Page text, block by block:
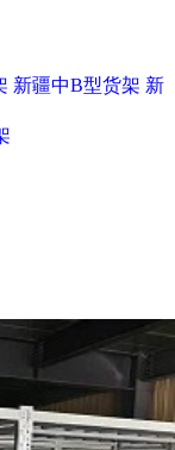
新疆中B型货架 新